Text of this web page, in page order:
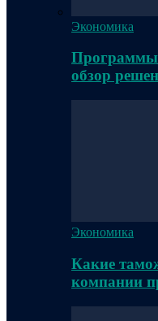
Экономика
Программы
обзор
Экономика
Какие
компании